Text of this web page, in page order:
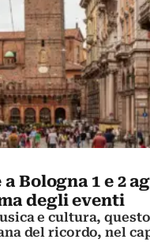
Bologna 1 e 2
degli eventi
e cultura,
del ricordo, nel